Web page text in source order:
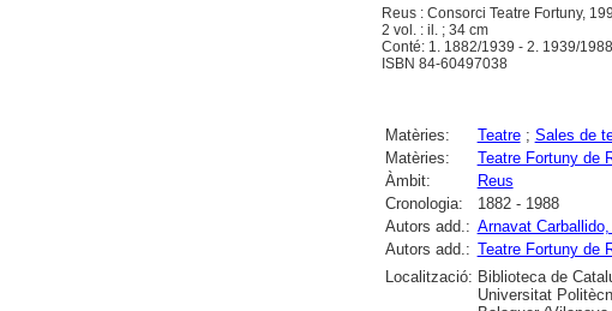
Reus : Consorci Teatre Fortuny,
2 vol. : il. ; 34 cm
Conté: 1. 1882/1939 - 2. 1939/
ISBN 84-60497038
Matèries: Teatre; Sales de
Matèries:
Teatre Fortuny de
Àmbit:
Reus
Cronologia:
1882 - 1988
Autors add.: Arnavat
Autors add.: Teatre Fortuny de
Localització: Biblioteca de
Universitat